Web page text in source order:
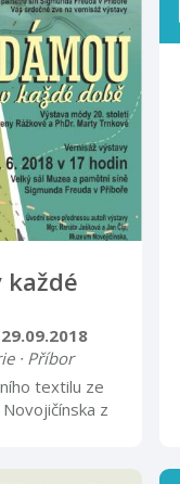
každé
· Příbor
textilu ze
z